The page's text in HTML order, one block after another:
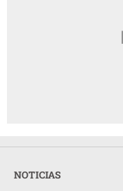
NOTICIAS